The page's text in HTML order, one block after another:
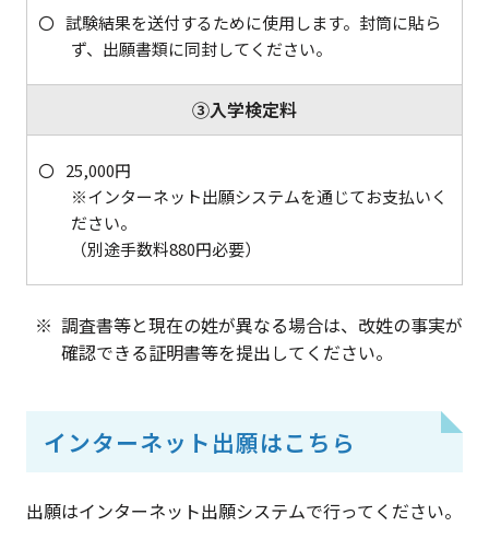
試験結果を送付するために使用します。封筒に貼ら
ず、出願書類に同封してください。
③入学検定料
25,000円
※インターネット出願システムを通じてお支払いく
ださい。
（別途手数料880円必要）
調査書等と現在の姓が異なる場合は、改姓の事実が
確認できる証明書等を提出してください。
インターネット出願はこちら
出願はインターネット出願システムで行ってください。